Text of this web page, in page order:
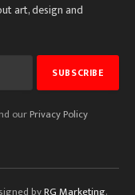
art, design and
ourPrivacy Policy